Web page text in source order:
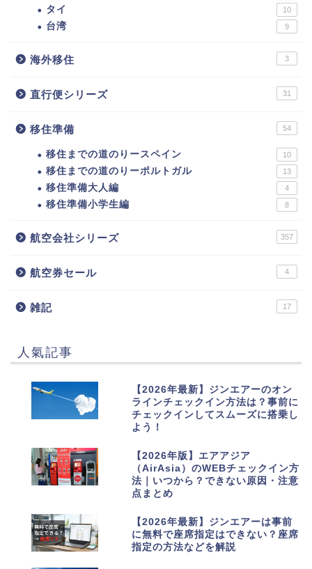
タイ 10
台湾 9
海外移住 3
直行便シリーズ 31
移住準備 54
移住までの道のりースペイン 10
移住までの道のりーポルトガル 13
移住準備大人編 4
移住準備小学生編 8
航空会社シリーズ 357
航空券セール 4
雑記 17
人氣記事
【2026年最新】ジンエアーのオン
ラインチェックイン方法は？事前に
チェックインしてスムーズに搭乗し
よう！
【2026年版】エアアジア
（AirAsia）のWEBチェックイン方
法｜いつから？できない原因・注意
点まとめ
【2026年最新】ジンエアーは事前
に無料で座席指定はできない？座席
指定の方法などを解説